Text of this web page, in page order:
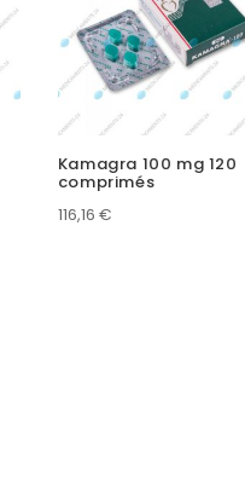
Kamagra 100 mg 120
comprimés
116,16 €